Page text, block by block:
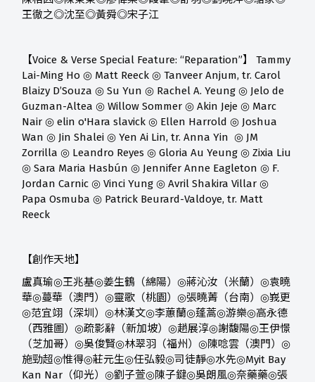
王徹之◎沈至◎黃舜◎宋子江
【Voice & Verse Special Feature: “Reparation”】
Tammy
Lai-Ming Ho ◎ Matt Reeck ◎ Tanveer Anjum, tr. Carol
Blaizy D’Souza ◎ Su Yun ◎ Rachel A. Yeung ◎ Jelo de
Guzman-Altea ◎ Willow Sommer ◎ Akin Jeje ◎ Marc
Nair ◎ elin o'Hara slavick ◎ Ellen Harrold ◎ Joshua
Wan ◎ Jin Shalei ◎ Yen Ai Lin, tr. Anna Yin ◎ JM
Zorrilla ◎ Leandro Reyes ◎ Gloria Au Yeung ◎ Zixia Liu
◎ Sara Maria Hasbún ◎ Jennifer Anne Eagleton ◎ F.
Jordan Carnic ◎ Vinci Yung ◎ Avril Shakira Villar ◎
Papa Osmuba ◎ Patrick Beurard-Valdoye, tr. Matt
Reeck
【創作天地】
盧真瑜◎王兆基◎姜生鶴（綿陽） ◎蔣沁汝（米蘭） ◎袁曉
華◎蔓華（澳門） ◎靈歌（桃園） ◎張曉菁（台南） ◎峩更
◎范宜翊（深圳） ◎林漢文◎李蕙蘭◎蓬蒿◎游樂◎高永德
（西雅圖） ◎疏影辭（新加坡） ◎趙展淳◎謝馥陽◎王伊憬
（芝加哥） ◎吳俊賢◎林翠羽（福州） ◎陳唸雲（澳門） ◎
施勁超◎惟得◎莊元生◎任弘毅◎司徒靜◎水先◎Myit Bay
Kan Nar （仰光） ◎劉子萱◎陳子鍵◎吳朗風◎奈藥藥◎張